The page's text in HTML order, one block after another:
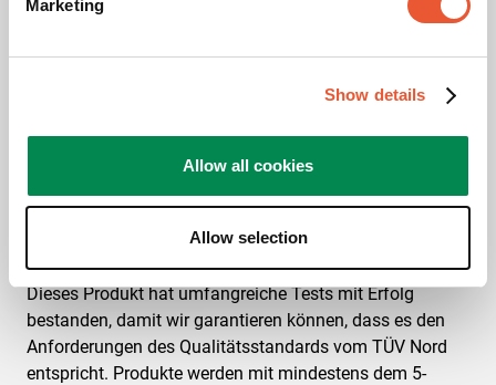
Marketing
Show details
Allow all cookies
Allow selection
Dieses Produkt hat umfangreiche Tests mit Erfolg
bestanden, damit wir garantieren können, dass es den
Anforderungen des Qualitätsstandards vom TÜV Nord
entspricht. Produkte werden mit mindestens dem 5-